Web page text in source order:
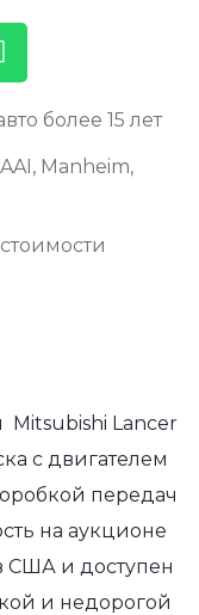
более 15 лет
Manheim,
Mitsubishi Lancer
с двигателем
передач
на аукционе
США и доступен
и недорогой